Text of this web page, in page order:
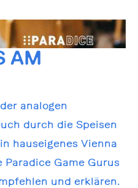
S
analogen
durch die Speisen
hauseigenes Vienna
Paradice Game Gurus
und erklären.